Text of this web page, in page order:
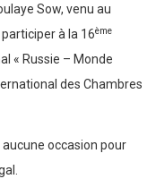
Sow, venu au
à la 16ème
« Russie – Monde
des Chambres
aucune occasion pour